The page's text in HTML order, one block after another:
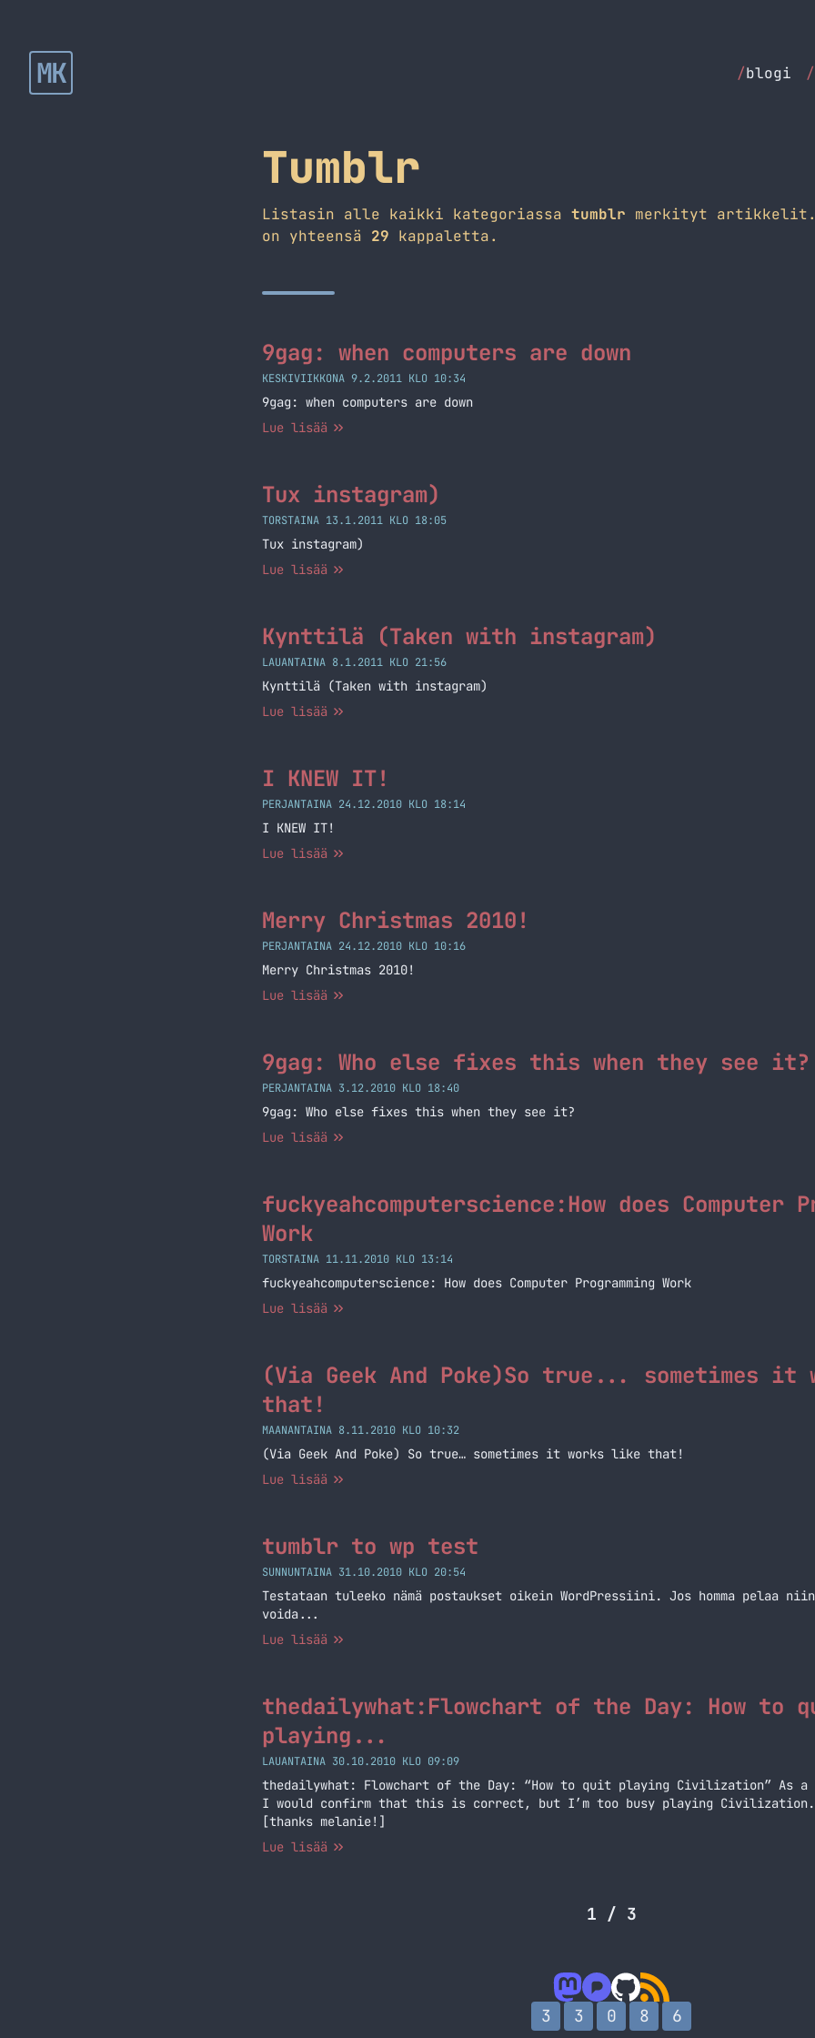
MK /blogi /
Tumblr
Listasin alle kaikki kategoriassa tumblr merkityt
on yhteensä 29 kappaletta.
9gag: when computers are down
KESKIVIIKKONA 9.2.2011 KLO 10:34
9gag: when computers are down
Lue lisää
Tux instagram)
TORSTAINA 13.1.2011 KLO 18:05
Tux instagram)
Lue lisää
Kynttilä (Taken with instagram)
LAUANTAINA 8.1.2011 KLO 21:56
Kynttilä (Taken with instagram)
Lue lisää
I KNEW IT!
PERJANTAINA 24.12.2010 KLO 18:14
I KNEW IT!
Lue lisää
Merry Christmas 2010!
PERJANTAINA 24.12.2010 KLO 10:16
Merry Christmas 2010!
Lue lisää
9gag: Who else fixes this when they see it?
PERJANTAINA 3.12.2010 KLO 18:40
9gag: Who else fixes this when they see it?
Lue lisää
fuckyeahcomputerscience:How does Computer
Work
TORSTAINA 11.11.2010 KLO 13:14
fuckyeahcomputerscience: How does Computer Programming Work
Lue lisää
(Via Geek And Poke)So true... sometimes it
that!
MAANANTAINA 8.11.2010 KLO 10:32
(Via Geek And Poke) So true… sometimes it works like that!
Lue lisää
tumblr to wp test
SUNNUNTAINA 31.10.2010 KLO 20:54
Testataan tuleeko nämä postaukset oikein WordPressiini. Jos homma pelaa
voida...
Lue lisää
thedailywhat:Flowchart of the Day: How to
playing...
LAUANTAINA 30.10.2010 KLO 09:09
thedailywhat: Flowchart of the Day: “How to quit playing Civilization” As
I would confirm that this is correct, but I’m too busy playing
[thanks melanie!]
Lue lisää
1 / 3
3 3 0 8 6